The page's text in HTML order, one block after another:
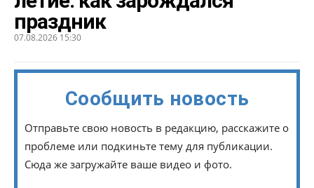
праздник
07.08.2026 15:30
Сообщить новость
Отправьте свою новость в редакцию, расскажите о
проблеме или подкиньте тему для публикации.
Сюда же загружайте ваше видео и фото.